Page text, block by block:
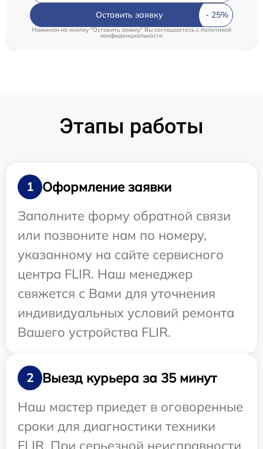
Оставить заявку
Нажимая на кнопку "Оставить заявку" Вы соглашаетесь c политикой
конфиденциальности
Этапы работы
1
Оформление заявки
Заполните форму обратной связи
или позвоните нам по номеру,
указанному на сайте сервисного
центра FLIR. Наш менеджер
свяжется с Вами для уточнения
индивидуальных условий ремонта
Вашего устройства FLIR.
2
Выезд курьера за 35 минут
Наш мастер приедет в оговоренные
сроки для диагностики техники
FLIR. При серьезной неисправности